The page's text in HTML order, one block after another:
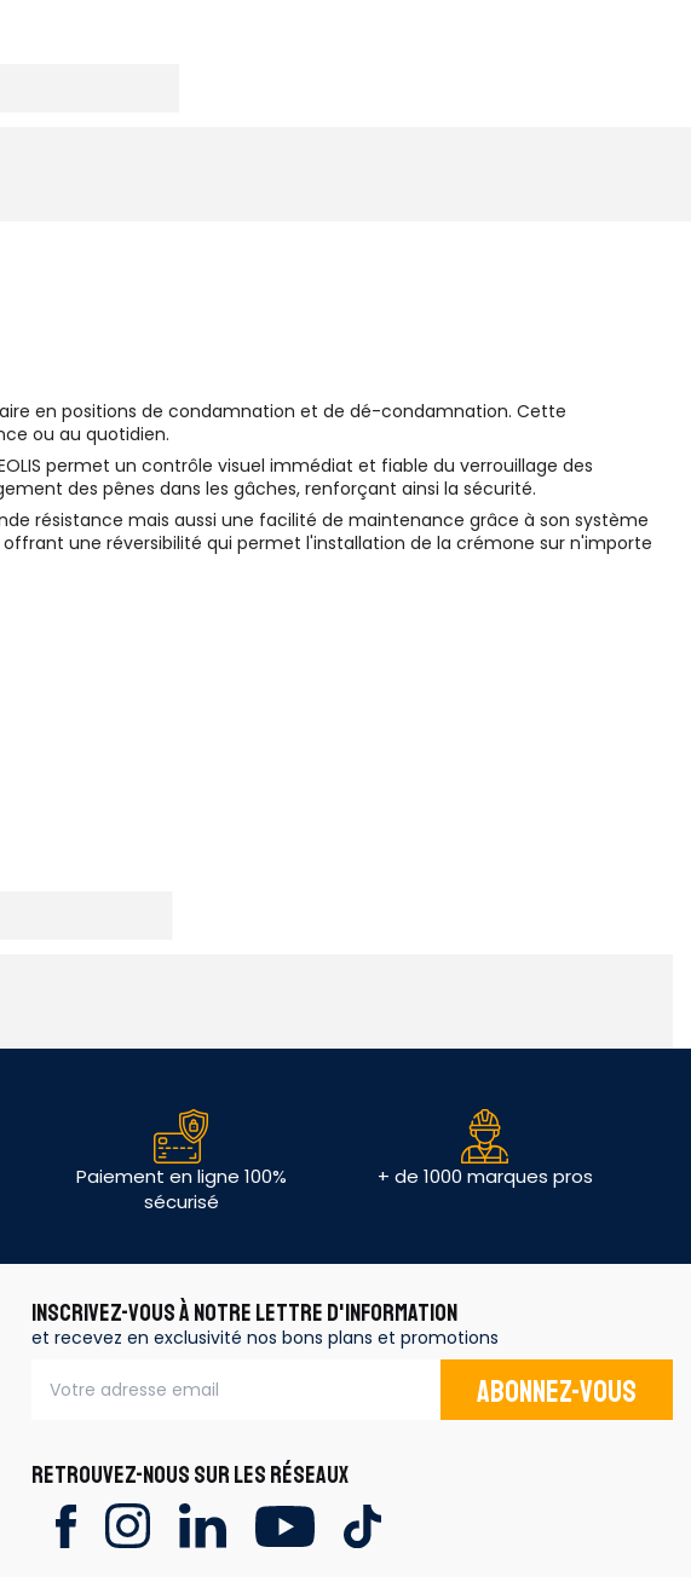
en positions de condamnation et de dé-condamnation. Cette
ou au quotidien.
permet un contrôle visuel immédiat et fiable du verrouillage des
des pênes dans les gâches, renforçant ainsi la sécurité.
résistance mais aussi une facilité de maintenance grâce à son système
une réversibilité qui permet l'installation de la crémone sur n'importe
Paiement en ligne 100%
sécurisé
+ de 1000 marques pros
INSCRIVEZ-VOUS À NOTRE LETTRE D'INFORMATION
et recevez en exclusivité nos bons plans et promotions
Abonnez-vous
RETROUVEZ-NOUS SUR LES RÉSEAUX